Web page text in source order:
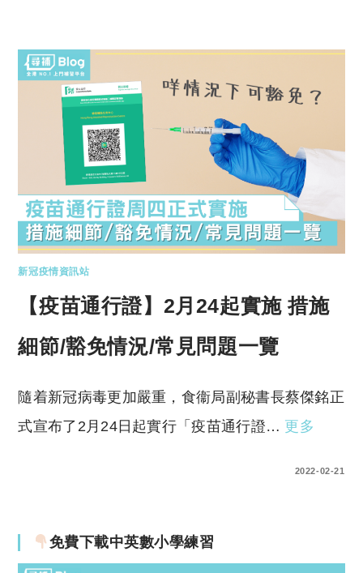
新冠疫情資訊站
【疫苗通行證】2月24起實施 措施
細節/豁免情況/常見問題一覽
隨着新冠病毒更加嚴重，食衞局副秘書長蔡傑銘正
式宣布了2月24日起實行「疫苗通行證… 更多
2022-02-21
免費下載中英數小學練習